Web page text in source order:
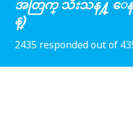
အတြက္ သီးသန႔္ ေန
န္)
2435 responded out of